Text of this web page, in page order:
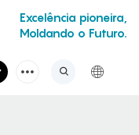
Excelência pioneira,
Moldando o Futuro.